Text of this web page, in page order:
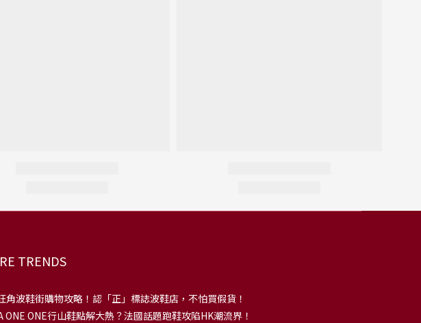
TRENDS
角波鞋街購物攻略！認「正」標誌波鞋店，不怕買假貨！
ONE ONE行山鞋點解大熱？法國話題跑鞋攻陷HK潮流界！